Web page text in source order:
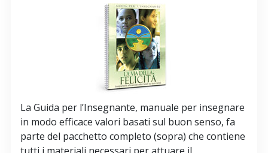
La Guida per l’Insegnante, manuale per insegnare
in modo efficace valori basati sul buon senso, fa
parte del pacchetto completo (sopra) che contiene